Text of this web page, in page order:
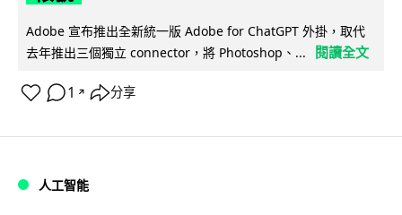
Adobe 宣布推出全新統一版 Adobe for ChatGPT 外掛，取代
去年推出三個獨立 connector，將 Photoshop、...
閱讀全文
1 ↗ 分享
人工智能